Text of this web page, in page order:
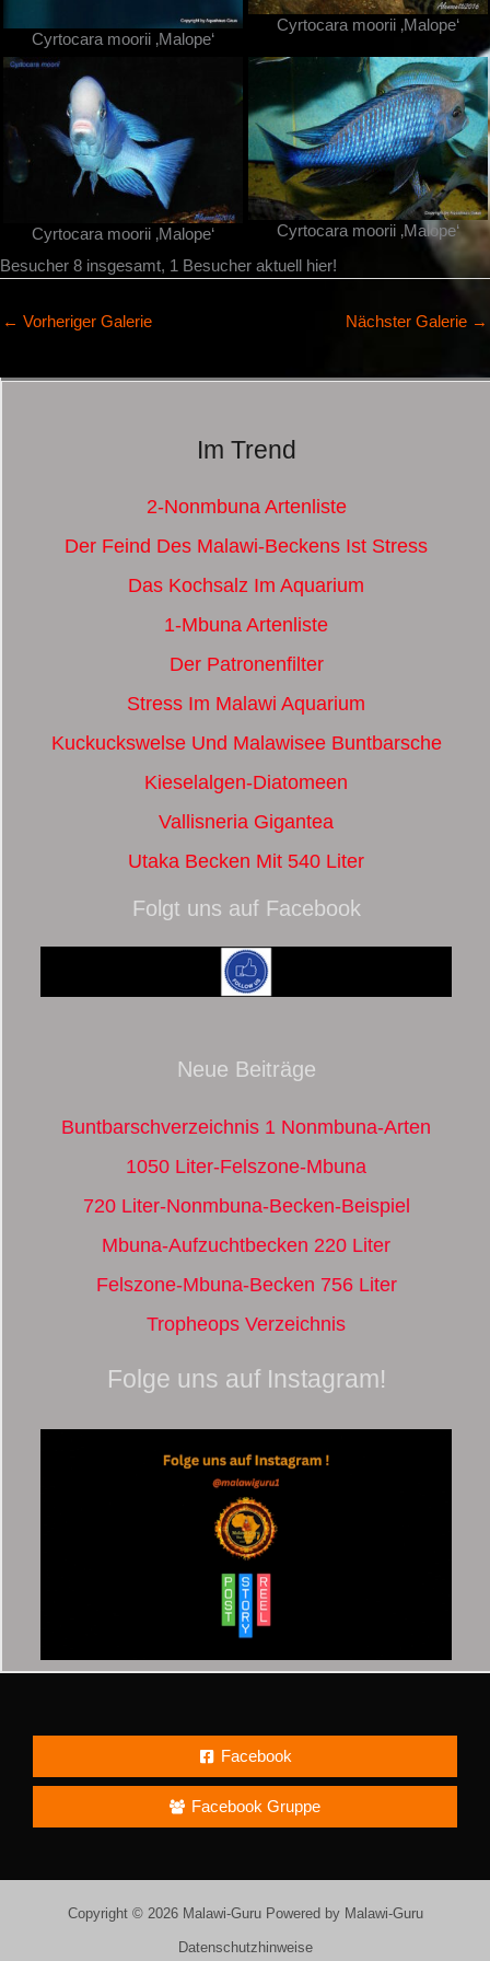
Cyrtocara moorii ‚Malope‘
Cyrtocara moorii ‚Malope‘
Cyrtocara moorii ‚Malope‘
Cyrtocara moorii ‚Malope‘
Besucher 8 insgesamt, 1 Besucher aktuell hier!
← Vorheriger Galerie Nächster Galerie →
Im Trend
2-Nonmbuna Artenliste
Der Feind Des Malawi-Beckens Ist Stress
Das Kochsalz Im Aquarium
1-Mbuna Artenliste
Der Patronenfilter
Stress Im Malawi Aquarium
Kuckuckswelse Und Malawisee Buntbarsche
Kieselalgen-Diatomeen
Vallisneria Gigantea
Utaka Becken Mit 540 Liter
Folgt uns auf Facebook
Neue Beiträge
Buntbarschverzeichnis 1 Nonmbuna-Arten
1050 Liter-Felszone-Mbuna
720 Liter-Nonmbuna-Becken-Beispiel
Mbuna-Aufzuchtbecken 220 Liter
Felszone-Mbuna-Becken 756 Liter
Tropheops Verzeichnis
Folge uns auf Instagram!
Facebook
Facebook Gruppe
Copyright © 2026 Malawi-Guru Powered by Malawi-Guru
Datenschutzhinweise